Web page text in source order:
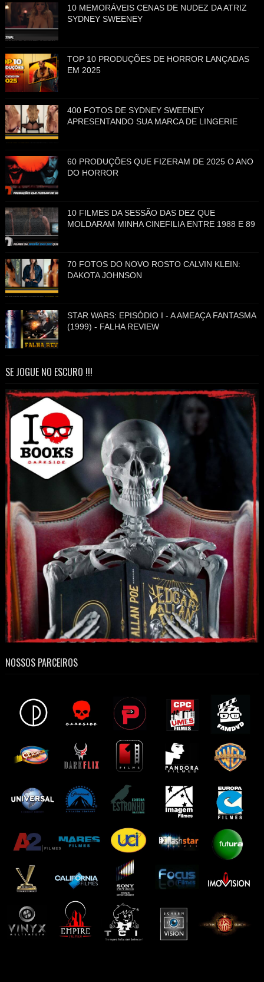
10 MEMORÁVEIS CENAS DE NUDEZ DA ATRIZ
SYDNEY SWEENEY
TOP 10 PRODUÇÕES DE HORROR LANÇADAS
EM 2025
400 FOTOS DE SYDNEY SWEENEY
APRESENTANDO SUA MARCA DE LINGERIE
60 PRODUÇÕES QUE FIZERAM DE 2025 O ANO
DO HORROR
10 FILMES DA SESSÃO DAS DEZ QUE
MOLDARAM MINHA CINEFILIA ENTRE 1988 E 89
70 FOTOS DO NOVO ROSTO CALVIN KLEIN:
DAKOTA JOHNSON
STAR WARS: EPISÓDIO I - A AMEAÇA FANTASMA
(1999) - FALHA REVIEW
SE JOGUE NO ESCURO !!!
NOSSOS PARCEIROS